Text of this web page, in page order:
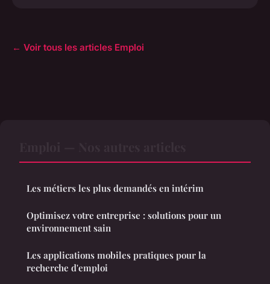
← Voir tous les articles Emploi
Les métiers les plus demandés en intérim
Optimisez votre entreprise : solutions pour un
environnement sain
Les applications mobiles pratiques pour la
recherche d'emploi